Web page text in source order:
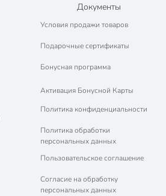
Документы
Условия продажи товаров
Подарочные сертификаты
Бонусная программа
Активация Бонусной Карты
Политика конфиденциальности
Политика обработки
персональных данных
Пользовательское соглашение
Согласие на обработку
персональных данных